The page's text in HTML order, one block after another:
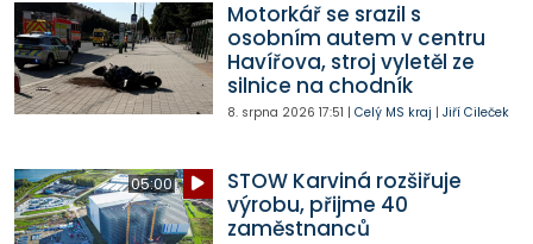
Motorkář se srazil s
osobním autem v centru
Havířova, stroj vyletěl ze
silnice na chodník
8. srpna 2026 17:51 | Celý MS kraj | Jiří Cileček
05:00
STOW Karviná rozšiřuje
výrobu, přijme 40
zaměstnanců